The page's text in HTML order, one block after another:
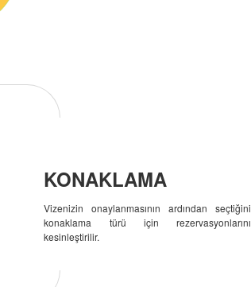
KONAKLAMA
Vizenizin onaylanmasının ardından
konaklama türü için
kesinleştirilir.